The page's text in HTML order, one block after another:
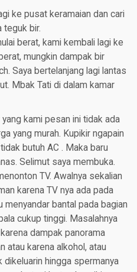
ke pusat keramaian dan cari
teguk bir.
berat, kami kembali lagi ke
mungkin dampak bir
Saya bertelanjang lagi lantas
Mbak Tati di dalam kamar
kami pesan ini tidak ada
yang murah. Kupikir ngapain
butuh AC . Maka baru
Selimut saya membuka.
TV. Awalnya sekalian
karena TV nya ada pada
menyandar bantal pada bagian
cukup tinggi. Masalahnya
dampak panorama
atau karena alkohol, atau
dikeluarin hingga spermanya